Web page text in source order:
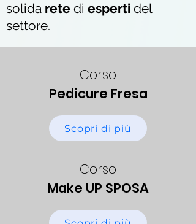
solida rete di esperti del
settore.
Corso
Pedicure Fresa
Scopri di più
Corso
Make UP SPOSA